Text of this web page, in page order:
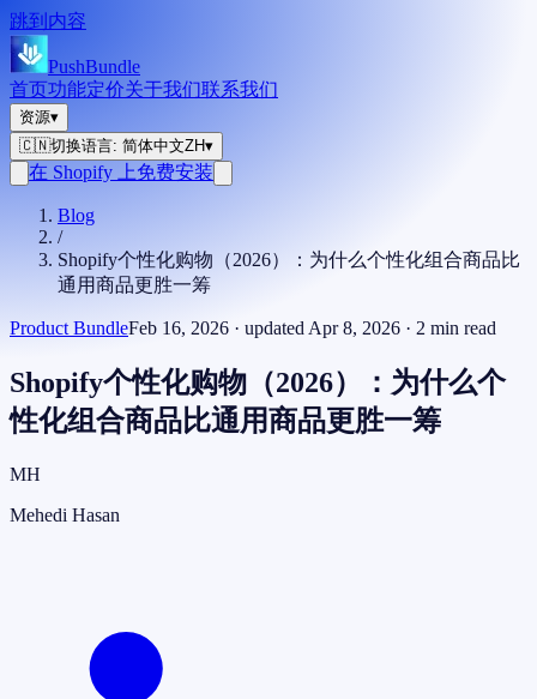
跳到内容
PushBundle
首页功能定价关于我们联系我们
资源▾
🇨🇳切换语言: 简体中文ZH▾
在 Shopify 上免费安装
Blog
/
Shopify个性化购物（2026）：为什么个性化组合商品比
通用商品更胜一筹
Product BundleFeb 16, 2026 · updated Apr 8, 2026 · 2 min read
Shopify个性化购物（2026）：为什么个
性化组合商品比通用商品更胜一筹
MH
Mehedi Hasan